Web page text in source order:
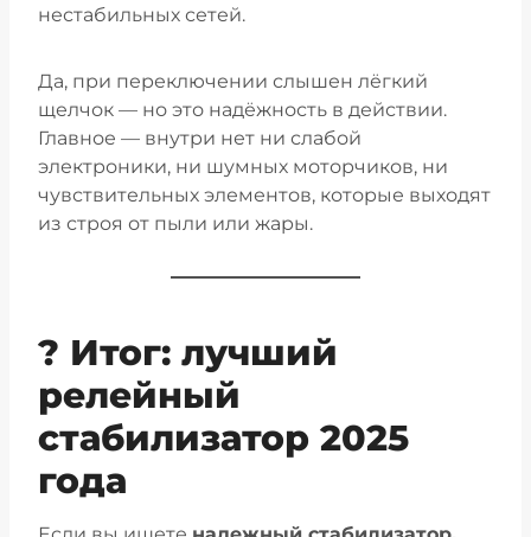
нестабильных сетей.
Да, при переключении слышен лёгкий
щелчок — но это надёжность в действии.
Главное — внутри нет ни слабой
электроники, ни шумных моторчиков, ни
чувствительных элементов, которые выходят
из строя от пыли или жары.
? Итог: лучший
релейный
стабилизатор 2025
года